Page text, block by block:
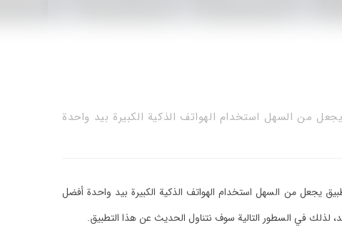
من السهل استخدام الهواتف الذكية الكبيرة بيد واحدة
يجعل من السهل استخدام الهواتف الذكية الكبيرة بيد واحدة أفضل
لذلك في السطور التالية سوف نتناول الحديث عن هذا التطبيق.